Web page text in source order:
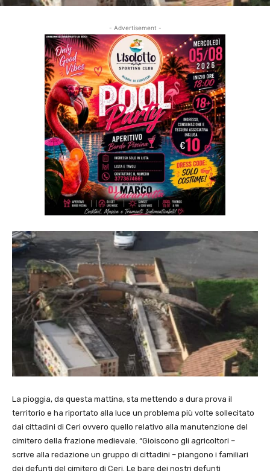
- Advertisement -
La pioggia, da questa mattina, sta mettendo a dura prova il
territorio e ha riportato alla luce un problema più volte sollecitato
dai cittadini di Ceri ovvero quello relativo alla manutenzione del
cimitero della frazione medievale. “Gioiscono gli agricoltori –
scrive alla redazione un gruppo di cittadini – piangono i familiari
dei defunti del cimitero di Ceri. Le bare dei nostri defunti